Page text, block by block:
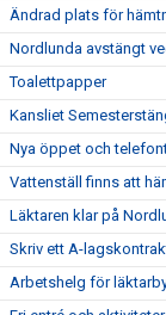
Ändrad plats för
Nordlunda avstängt
Toalettpapper
Kansliet
Nya öppet och
Vattenställ finns att
Läktaren klar på
Skriv ett A-
Arbetshelg för